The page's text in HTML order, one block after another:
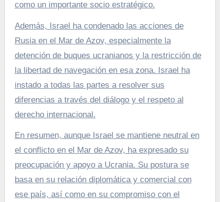
como un importante socio estratégico.
Además, Israel ha condenado las acciones de
Rusia en el Mar de Azov, especialmente la
detención de buques ucranianos y la restricción de
la libertad de navegación en esa zona. Israel ha
instado a todas las partes a resolver sus
diferencias a través del diálogo y el respeto al
derecho internacional.
En resumen, aunque Israel se mantiene neutral en
el conflicto en el Mar de Azov, ha expresado su
preocupación y apoyo a Ucrania. Su postura se
basa en su relación diplomática y comercial con
ese país, así como en su compromiso con el